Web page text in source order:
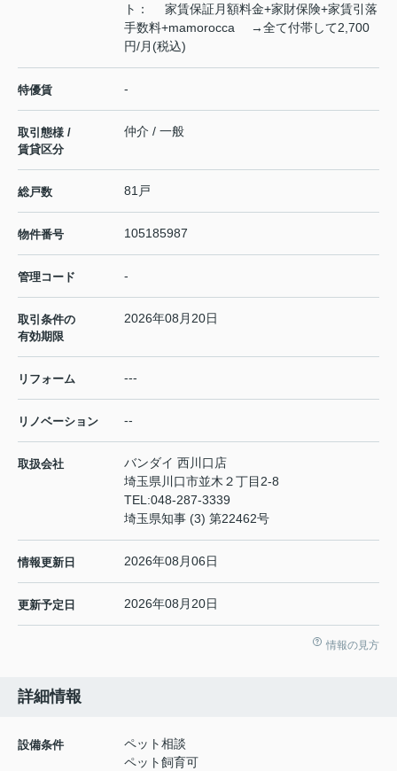
ト： 家賃保証月額料金+家財保険+家賃引落
手数料+mamorocca →全て付帯して2,700
円/月(税込)
特優賃 -
取引態様 /
賃貸区分
仲介 / 一般
総戸数 81戸
物件番号 105185987
管理コード -
取引条件の
有効期限
2026年08月20日
リフォーム ---
リノベーション --
取扱会社
バンダイ 西川口店
埼玉県川口市並木２丁目2-8
TEL:048-287-3339
埼玉県知事 (3) 第22462号
情報更新日 2026年08月06日
更新予定日 2026年08月20日
情報の見方
詳細情報
設備条件
ペット相談
ペット飼育可